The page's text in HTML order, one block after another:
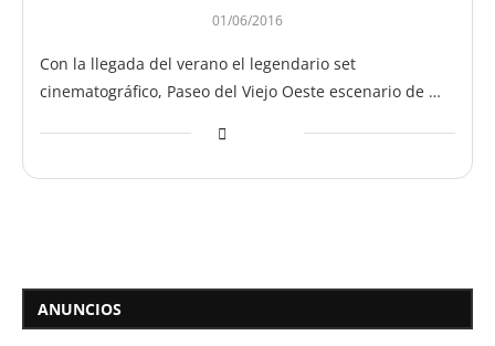
01/06/2016
Con la llegada del verano el legendario set
cinematográfico, Paseo del Viejo Oeste escenario de …
ANUNCIOS